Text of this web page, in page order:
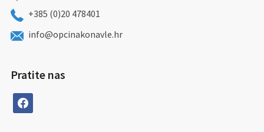
+385 (0)20 478401
info@opcinakonavle.hr
Pratite nas
facebook